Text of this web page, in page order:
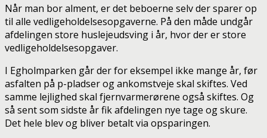
Når man bor alment, er det beboerne selv der sparer op
til alle vedligeholdelsesopgaverne. På den måde undgår
afdelingen store huslejeudsving i år, hvor der er store
vedligeholdelsesopgaver.
I Egholmparken går der for eksempel ikke mange år, før
asfalten på p-pladser og ankomstveje skal skiftes. Ved
samme lejlighed skal fjernvarmerørene også skiftes. Og
så sent som sidste år fik afdelingen nye tage og skure.
Det hele blev og bliver betalt via opsparingen.